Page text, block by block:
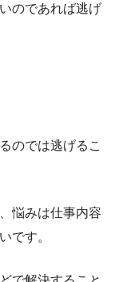
のであれば逃げ
のでは逃げるこ
悩みは仕事内容
です。